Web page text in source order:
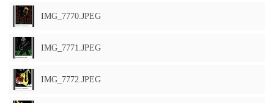
IMG_7770.JPEG
IMG_7771.JPEG
IMG_7772.JPEG